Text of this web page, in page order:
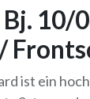
10/
ist ein